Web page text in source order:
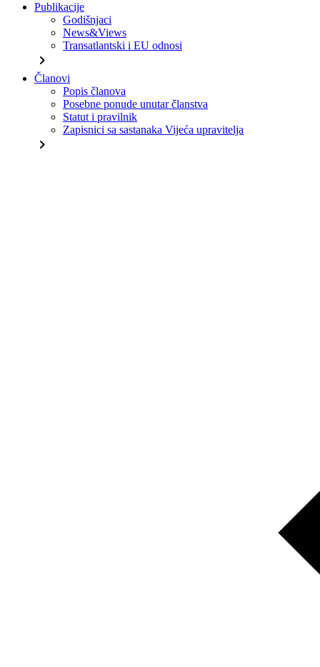
Publikacije
Godišnjaci
News&Views
Transatlantski i EU odnosi
chevron_right
Članovi
Popis članova
Posebne ponude unutar članstva
Statut i pravilnik
Zapisnici sa sastanaka Vijeća upravitelja
chevron_right